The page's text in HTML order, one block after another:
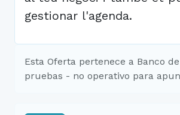
gestionar l'agenda.
Esta Oferta pertenece a Banco
pruebas - no operativo para